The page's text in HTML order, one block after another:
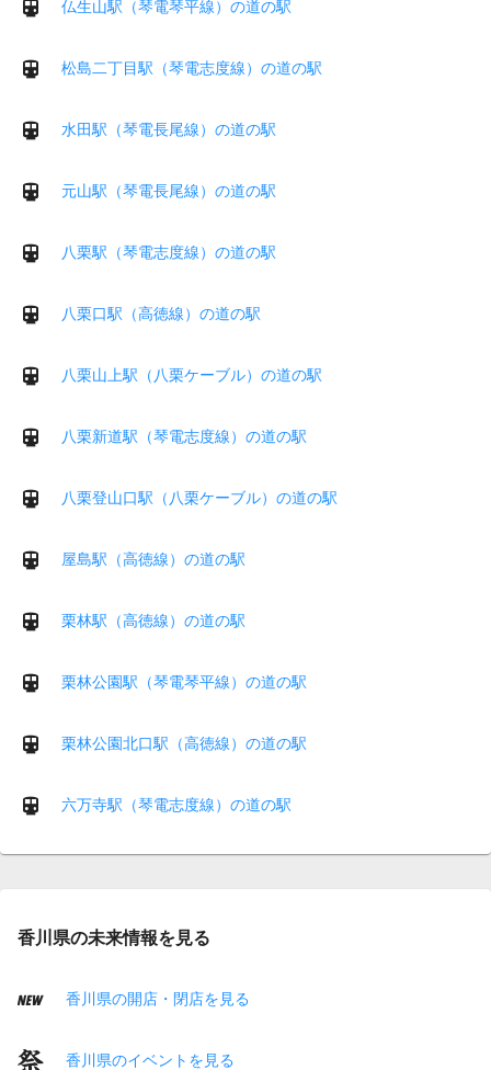
仏生山駅（琴電琴平線）の道の駅
松島二丁目駅（琴電志度線）の道の駅
水田駅（琴電長尾線）の道の駅
元山駅（琴電長尾線）の道の駅
八栗駅（琴電志度線）の道の駅
八栗口駅（高徳線）の道の駅
八栗山上駅（八栗ケーブル）の道の駅
八栗新道駅（琴電志度線）の道の駅
八栗登山口駅（八栗ケーブル）の道の駅
屋島駅（高徳線）の道の駅
栗林駅（高徳線）の道の駅
栗林公園駅（琴電琴平線）の道の駅
栗林公園北口駅（高徳線）の道の駅
六万寺駅（琴電志度線）の道の駅
香川県の未来情報を見る
香川県の開店・閉店を見る
香川県のイベントを見る